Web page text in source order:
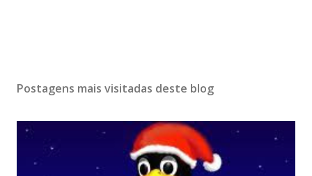
Postagens mais visitadas deste blog